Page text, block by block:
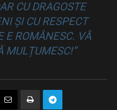
CU DRAGOSTE
ȘI CU RESPECT
E ROMÂNESC. VĂ
MULȚUMESC!”